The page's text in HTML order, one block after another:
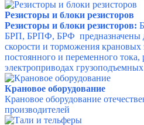
Резисторы и блоки резисторов
Резисторы и блоки резисторов:
БРП, БРПФ, БРФ предназначены
скорости и торможения крановых
постоянного и переменного
электроприводах
Крановое оборудование
Крановое оборудование
производителей